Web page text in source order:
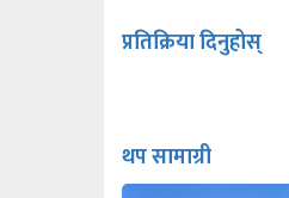
प्रतिक्रिया दिनुहोस्
थप सामाग्री